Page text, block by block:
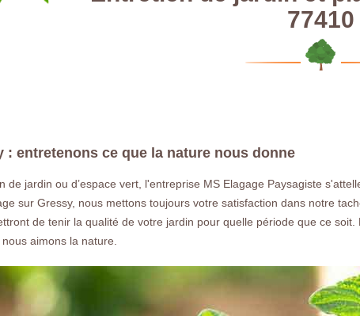
77410
: entretenons ce que la nature nous donne
de jardin ou d’espace vert, l'entreprise MS Elagage Paysagiste
sur Gressy, nous mettons toujours votre satisfaction dans notre
de tenir la qualité de votre jardin pour quelle période que ce
aimons la nature.